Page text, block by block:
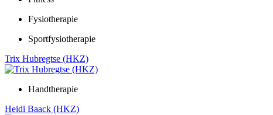
Fysiotherapie
Sportfysiotherapie
Trix Hubregtse (HKZ)
Handtherapie
Heidi Baack (HKZ)